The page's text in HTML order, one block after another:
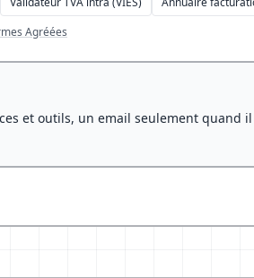
Agréées
et outils, un email seulement quand il